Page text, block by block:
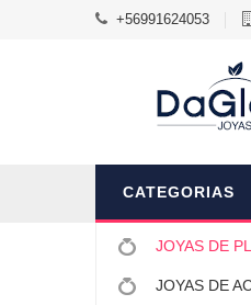
+56991624053
CATEGORIAS
JOYAS DE
JOYAS DE